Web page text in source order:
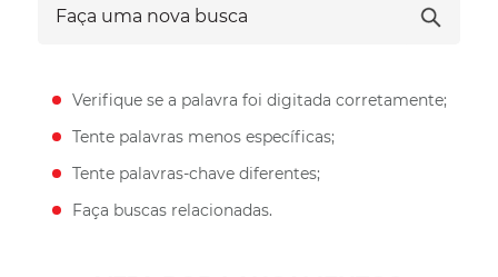
Verifique se a palavra foi digitada corretamente;
Tente palavras menos específicas;
Tente palavras-chave diferentes;
Faça buscas relacionadas.